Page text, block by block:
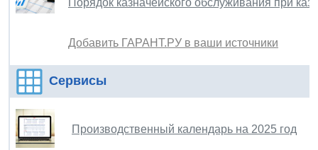
Добавить ГАРАНТ.РУ в ваши источники
Сервисы
Производственный календарь на 2025 год